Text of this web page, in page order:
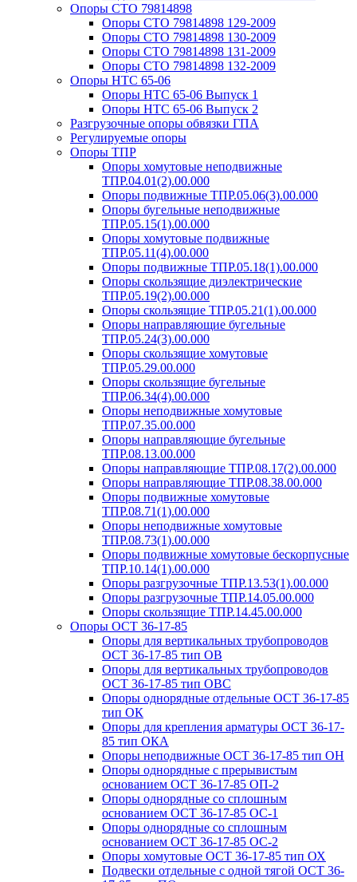
Опоры СТО 79814898
Опоры СТО 79814898 129-2009
Опоры СТО 79814898 130-2009
Опоры СТО 79814898 131-2009
Опоры СТО 79814898 132-2009
Опоры НТС 65-06
Опоры НТС 65-06 Выпуск 1
Опоры НТС 65-06 Выпуск 2
Разгрузочные опоры обвязки ГПА
Регулируемые опоры
Опоры ТПР
Опоры хомутовые неподвижные
ТПР.04.01(2).00.000
Опоры подвижные ТПР.05.06(3).00.000
Опоры бугельные неподвижные
ТПР.05.15(1).00.000
Опоры хомутовые подвижные
ТПР.05.11(4).00.000
Опоры подвижные ТПР.05.18(1).00.000
Опоры скользящие диэлектрические
ТПР.05.19(2).00.000
Опоры скользящие ТПР.05.21(1).00.000
Опоры направляющие бугельные
ТПР.05.24(3).00.000
Опоры скользящие хомутовые
ТПР.05.29.00.000
Опоры скользящие бугельные
ТПР.06.34(4).00.000
Опоры неподвижные хомутовые
ТПР.07.35.00.000
Опоры направляющие бугельные
ТПР.08.13.00.000
Опоры направляющие ТПР.08.17(2).00.000
Опоры направляющие ТПР.08.38.00.000
Опоры подвижные хомутовые
ТПР.08.71(1).00.000
Опоры неподвижные хомутовые
ТПР.08.73(1).00.000
Опоры подвижные хомутовые бескорпусные
ТПР.10.14(1).00.000
Опоры разгрузочные ТПР.13.53(1).00.000
Опоры разгрузочные ТПР.14.05.00.000
Опоры скользящие ТПР.14.45.00.000
Опоры ОСТ 36-17-85
Опоры для вертикальных трубопроводов
ОСТ 36-17-85 тип ОВ
Опоры для вертикальных трубопроводов
ОСТ 36-17-85 тип ОВС
Опоры однорядные отдельные ОСТ 36-17-85
тип ОК
Опоры для крепления арматуры ОСТ 36-17-
85 тип ОКА
Опоры неподвижные ОСТ 36-17-85 тип ОН
Опоры однорядные с прерывистым
основанием ОСТ 36-17-85 ОП-2
Опоры однорядные со сплошным
основанием ОСТ 36-17-85 ОС-1
Опоры однорядные со сплошным
основанием ОСТ 36-17-85 ОС-2
Опоры хомутовые ОСТ 36-17-85 тип ОХ
Подвески отдельные с одной тягой ОСТ 36-